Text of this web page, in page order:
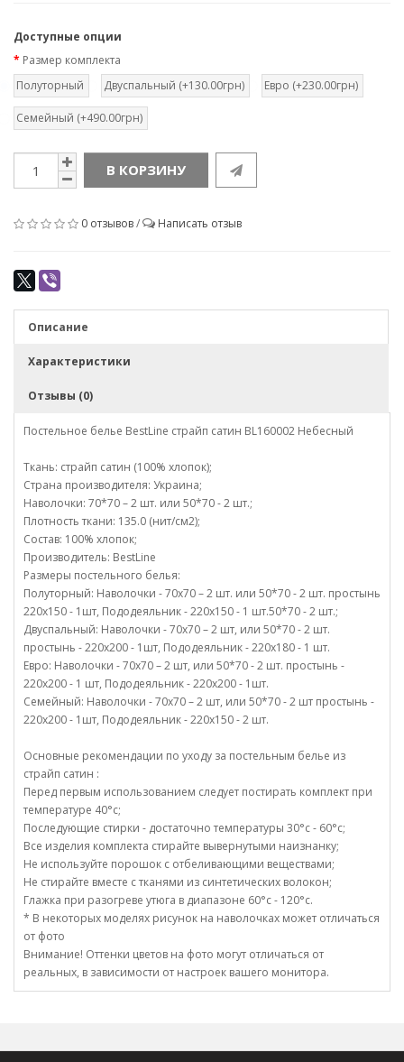
Доступные опции
Размер комплекта
Полуторный
Двуспальный (+130.00грн) Евро (+230.00грн)
Семейный (+490.00грн)
В КОРЗИНУ
0 отзывов/ Написать отзыв
Описание
Характеристики
Отзывы (0)
Постельное белье BestLine страйп сатин BL160002 Небесный
Ткань: страйп сатин (100% хлопок);
Страна производителя: Украина;
Наволочки: 70*70 – 2 шт. или 50*70 - 2 шт.;
Плотность ткани: 135.0 (нит/см2);
Состав: 100% хлопок;
Производитель: BestLine
Размеры постельного белья:
Полуторный: Наволочки - 70х70 – 2 шт. или 50*70 - 2 шт. простынь
220х150 - 1шт, Пододеяльник - 220х150 - 1 шт.50*70 - 2 шт.;
Двуспальный: Наволочки - 70х70 – 2 шт, или 50*70 - 2 шт.
простынь - 220х200 - 1шт, Пододеяльник - 220х180 - 1 шт.
Евро: Наволочки - 70х70 – 2 шт, или 50*70 - 2 шт. простынь -
220х200 - 1 шт, Пододеяльник - 220х200 - 1шт.
Семейный: Наволочки - 70х70 – 2 шт, или 50*70 - 2 шт простынь -
220х200 - 1шт, Пододеяльник - 220х150 - 2 шт.
Основные рекомендации по уходу за постельным белье из
страйп сатин :
Перед первым использованием следует постирать комплект при
температуре 40°c;
Последующие стирки - достаточно температуры 30°c - 60°c;
Все изделия комплекта стирайте вывернутыми наизнанку;
Не используйте порошок с отбеливающими веществами;
Не стирайте вместе с тканями из синтетических волокон;
Глажка при разогреве утюга в диапазоне 60°c - 120°c.
* В некоторых моделях рисунок на наволочках может отличаться
от фото
Внимание! Оттенки цветов на фото могут отличаться от
реальных, в зависимости от настроек вашего монитора.